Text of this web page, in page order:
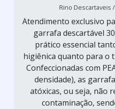
Rino Descartaveis
Atendimento exclusivo
garrafa descartável
prático essencial
higiênica quanto para o
Confeccionadas com
densidade), as
atóxicas, ou seja, não
contaminação,